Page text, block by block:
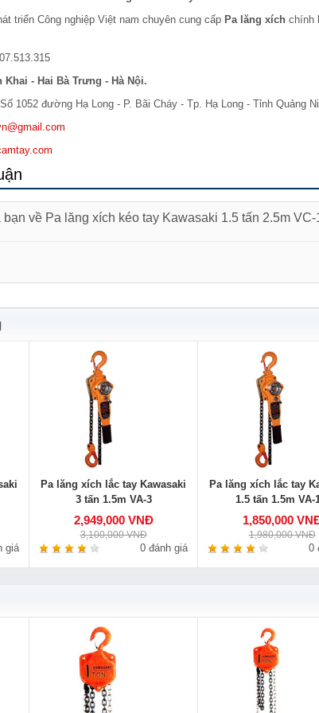
triển Công nghiệp Việt nam chuyên cung cấp Pa lăng xích chính
- Hai Bà Trưng - Hà Nội.
1052 đường Hạ Long - P. Bãi Cháy - Tp. Hạ Long - Tỉnh Quảng
về Pa lăng xích kéo tay Kawasaki 1.5 tấn 2.5m VC-
giá
Pa lăng xích lắc tay Kawasaki
3 tấn 1.5m VA-3
2,949,000 VNĐ
3,100,000 VNĐ
0 đánh giá
Pa lăng xích lắc tay
1.5 tấn 1.5m VA-
1,850,000
1,980,000 VNĐ
0